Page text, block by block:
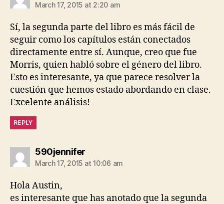
March 17, 2015 at 2:20 am
Sí, la segunda parte del libro es más fácil de
seguir como los capítulos están conectados
directamente entre sí. Aunque, creo que fue
Morris, quien habló sobre el género del libro.
Esto es interesante, ya que parece resolver la
cuestión que hemos estado abordando en clase.
Excelente análisis!
REPLY
590jennifersays:
March 17, 2015 at 10:06 am
Hola Austin,
es interesante que has anotado que la segunda